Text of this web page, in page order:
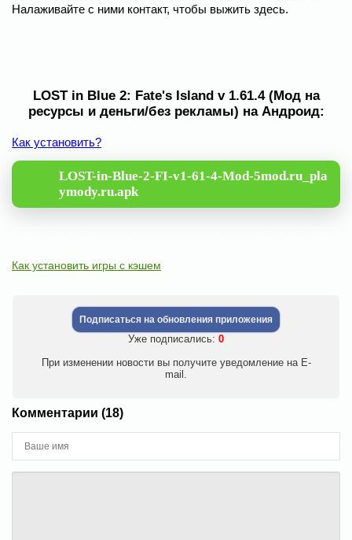
Налаживайте с ними контакт, чтобы выжить здесь.
LOST in Blue 2: Fate's Island v 1.61.4 (Мод на
ресурсы и деньги/без рекламы) на Андроид:
Как установить?
LOST-in-Blue-2-FI-v1-61-4-Mod-5mod.ru_pla
ymody.ru.apk
Как установить игры с кэшем
Подписаться на обновления приложения
Уже подписались: 0
При изменении новости вы получите уведомление на E-
mail.
Комментарии (18)